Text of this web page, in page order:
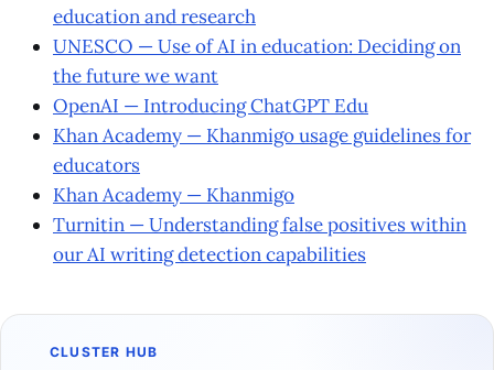
education and research
UNESCO — Use of AI in education: Deciding on
the future we want
OpenAI — Introducing ChatGPT Edu
Khan Academy — Khanmigo usage guidelines for
educators
Khan Academy — Khanmigo
Turnitin — Understanding false positives within
our AI writing detection capabilities
CLUSTER HUB